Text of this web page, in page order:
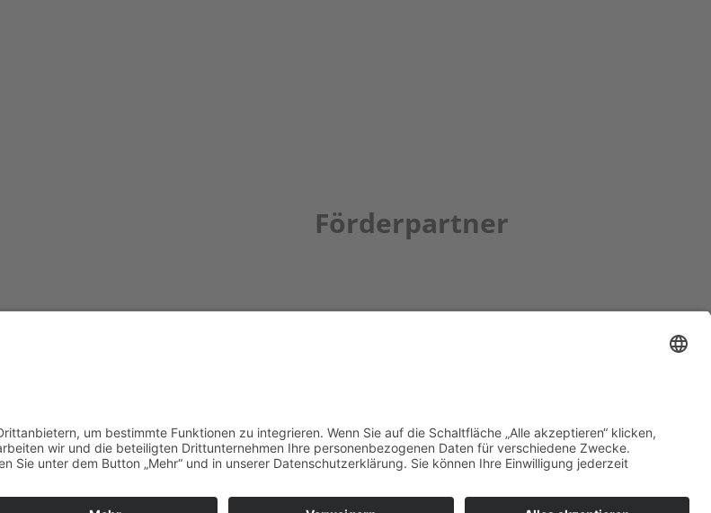
Förderpartner
Dr. Veronika Hofinger
Freyung 1, 92539 Schönsee
Tel.:+49 (0)9674 / 92 48 78
veronika.hofinger@cebb.de